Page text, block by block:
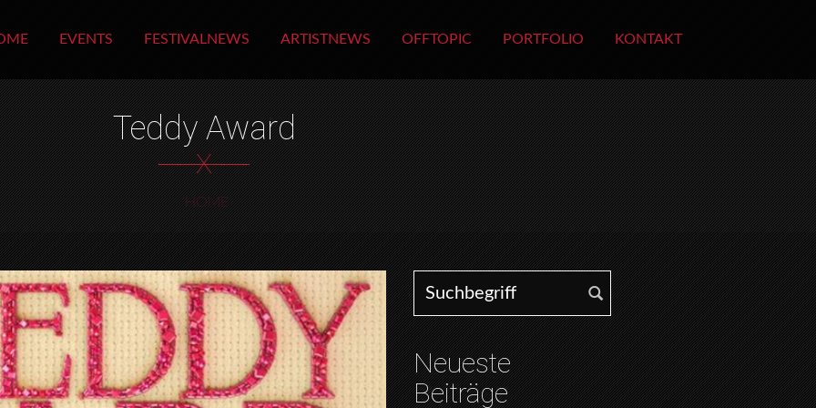
EVENTS FESTIVALNEWS ARTISTNEWS OFFTOPIC PORTFOLIO KONTAKT
Teddy Award
X
HOME
Search for:
Neueste
Beiträge